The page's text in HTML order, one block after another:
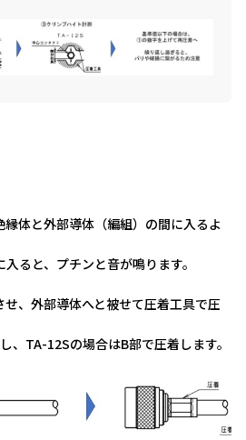
体と外部導体（編組）の間に入るよ
ると、プチンと音が鳴ります。
、外部導体へと被せて圧着工具で圧
、TA-12Sの場合はB部で圧着します。